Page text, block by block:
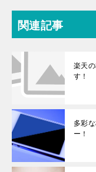
関連記事
楽天
す！
多彩
ー！